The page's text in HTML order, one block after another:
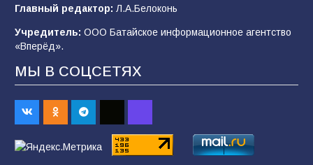
«Слухи — не указ»: почему разговоры о
07.08.2026
Командовал боем до последнего: герой
Евгений Остапенко
Главный редактор: Л.А.Белоконь
Учредитель: ООО Батайское информационное агентство
«Вперёд».
МЫ В СОЦСЕТЯХ